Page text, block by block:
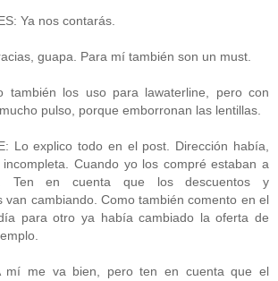
Ya nos contarás.
guapa. Para mí también son un must.
también los uso para lawaterline, pero con
pulso, porque emborronan las lentillas.
Lo explico todo en el post. Dirección había,
Cuando yo los compré estaban a
Ten en cuenta que los descuentos y
van cambiando. Como también comento en el
para otro ya había cambiado la oferta de
mí me va bien, pero ten en cuenta que el